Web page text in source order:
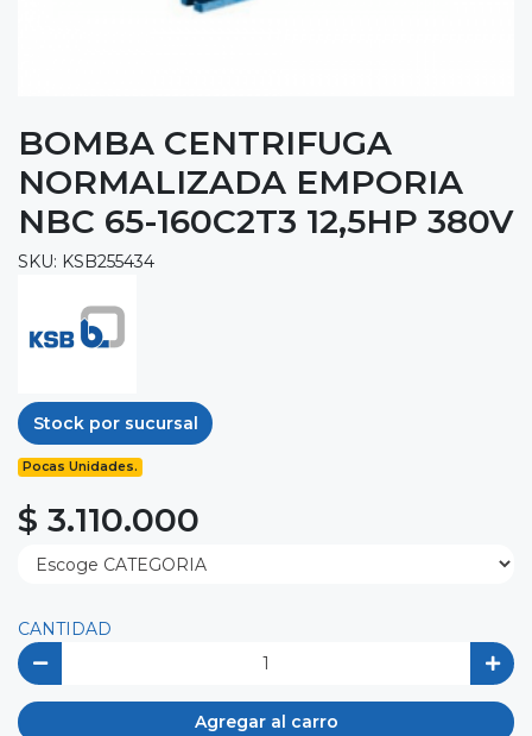
BOMBA CENTRIFUGA
NORMALIZADA EMPORIA
NBC 65-160C2T3 12,5HP 380V
SKU: KSB255434
Stock por sucursal
Pocas Unidades.
$ 3.110.000
CANTIDAD
Agregar al carro